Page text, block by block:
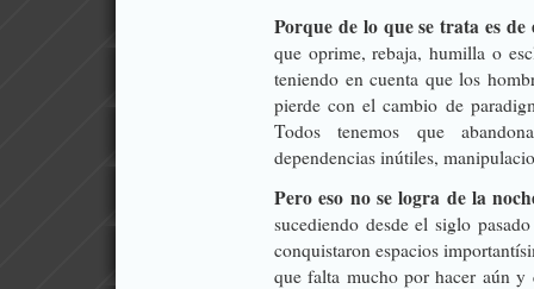
Porque de lo que se trata es
que oprime, rebaja, humilla o
teniendo en cuenta que los
pierde con el cambio de
Todos tenemos que
dependencias inútiles,
Pero eso no se logra de la
sucediendo desde el siglo
conquistaron espacios
que falta mucho por hacer aún